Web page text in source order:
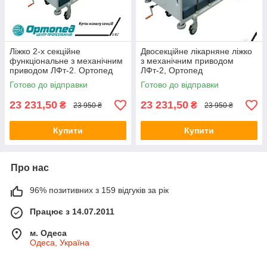
Ліжко 2-х секційне
функціональне з механічним
приводом ЛФт-2. Ортопед
Готово до відправки
23 231,50 ₴ 23 950 ₴
Купити
Двосекційне лікарняне ліжко
з механічним приводом
ЛФт-2, Ортопед
Готово до відправки
23 231,50 ₴ 23 950 ₴
Купити
Про нас
96% позитивних з 159 відгуків за рік
Працює з 14.07.2011
м. Одеса
Одеса, Україна